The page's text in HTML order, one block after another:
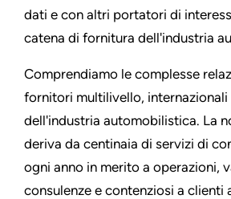
dati e con altri portatori di
catena di fornitura dell'industria
Comprendiamo le complesse
fornitori multilivello, internazionali
dell'industria automobilistica. La
deriva da centinaia di servizi di
ogni anno in merito a operazioni,
consulenze e contenziosi a clienti